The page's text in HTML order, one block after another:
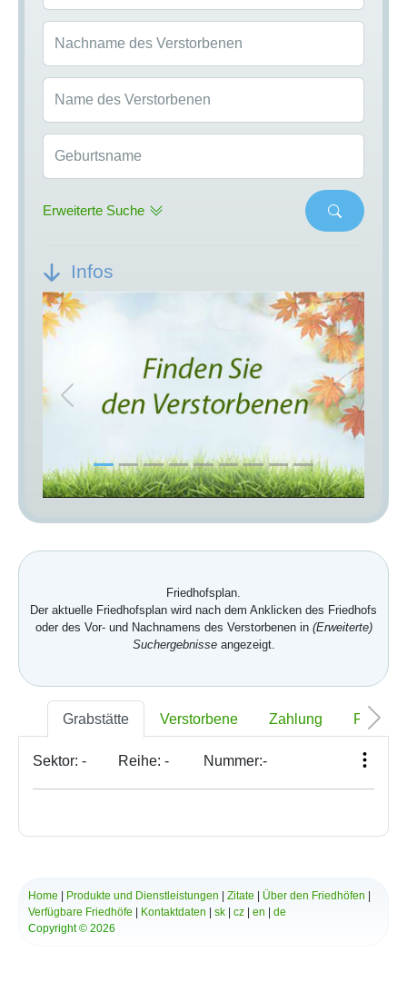
Nachname des Verstorbenen
Name des Verstorbenen
Geburtsname
Erweiterte Suche
Infos
Previous Next
Friedhofsplan.
Der aktuelle Friedhofsplan wird nach dem Anklicken des Friedhofs
oder des Vor- und Nachnamens des Verstorbenen in (Erweiterte)
Suchergebnisseangezeigt.
Grabstätte Verstorbene Zahlung Foto
Sektor: - Reihe: - Nummer:-
Home Produkte und Dienstleistungen Zitate Über den Friedhöfen
Verfügbare Friedhöfe
Kontaktdaten sk cz en
de
Copyright © 2026